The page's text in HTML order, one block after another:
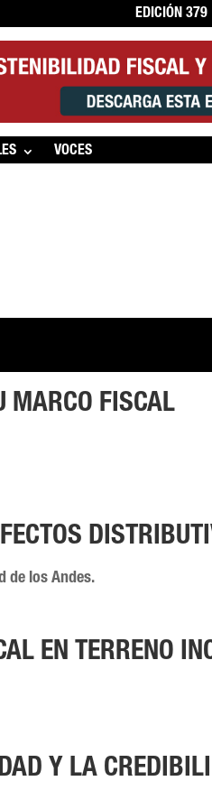
EDICIÓN 379
VOCES
MARCO FISCAL
de los Andes.
EN TERRENO
Y LA